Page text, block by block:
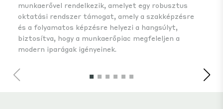
munkaerővel rendelkezik, amelyet egy robusztus
oktatási rendszer támogat, amely a szakképzésre
és a folyamatos képzésre helyezi a hangsúlyt,
biztosítva, hogy a munkaerőpiac megfeleljen a
modern iparágak igényeinek.